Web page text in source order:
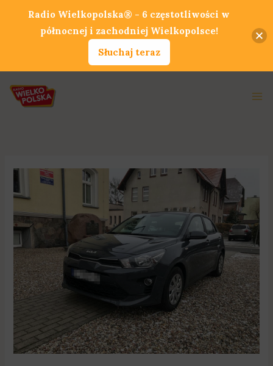
Radio Wielkopolska® - 6 częstotliwości w
północnej i zachodniej Wielkopolsce!
Słuchaj teraz